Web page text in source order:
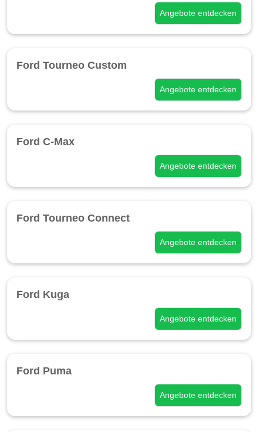
Angebote entdecken
Ford Tourneo Custom
Angebote entdecken
Ford C-Max
Angebote entdecken
Ford Tourneo Connect
Angebote entdecken
Ford Kuga
Angebote entdecken
Ford Puma
Angebote entdecken